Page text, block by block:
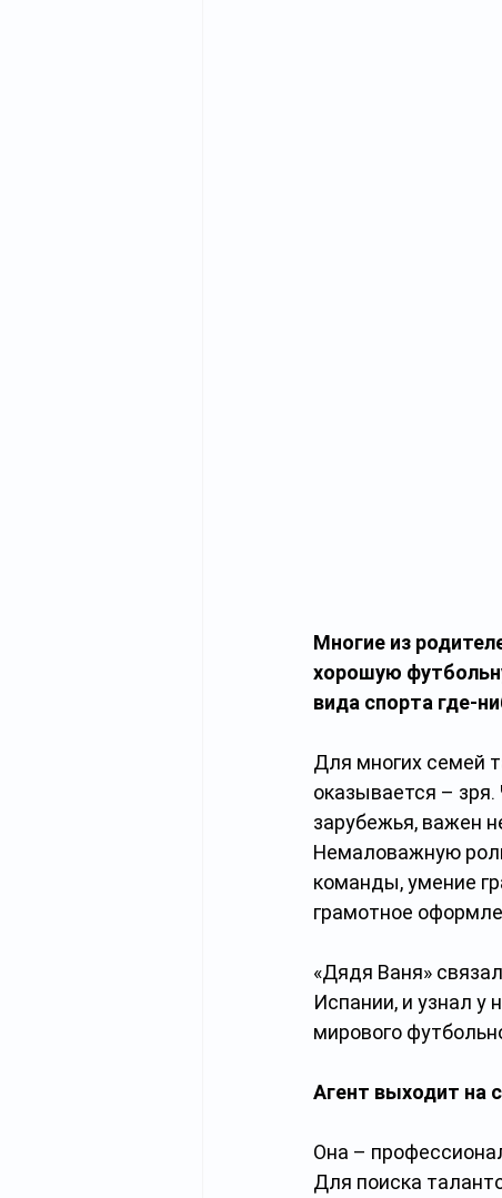
Многие из
хорошую
вида спорта где-
Для многих семей
оказывается –
зарубежья, важен
Немаловажную
команды, умение
грамотное
«Дядя Ваня»
Испании, и узнал у
мирового
Агент выходит на
Она –
Для поиска